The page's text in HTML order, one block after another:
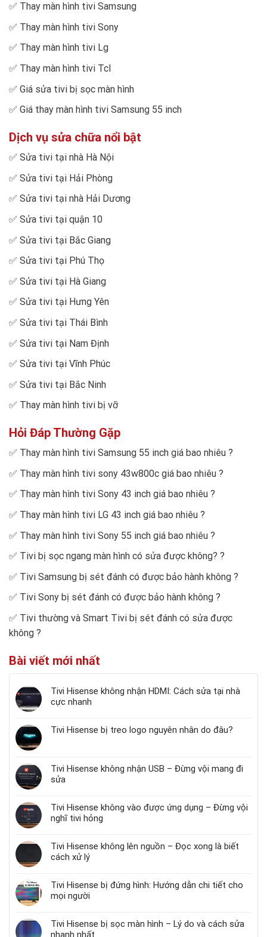
✅ Thay màn hình tivi Samsung
✅ Thay màn hình tivi Sony
✅ Thay màn hình tivi Lg
✅ Thay màn hình tivi Tcl
✅ Giá sửa tivi bị sọc màn hình
✅ Giá thay màn hình tivi Samsung 55 inch
Dịch vụ sửa chữa nổi bật
✅ Sửa tivi tại nhà Hà Nội
✅ Sửa tivi tại Hải Phòng
✅ Sửa tivi tại nhà Hải Dương
✅ Sửa tivi tại quận 10
✅ Sửa tivi tại Bắc Giang
✅ Sửa tivi tại Phú Thọ
✅ Sửa tivi tại Hà Giang
✅ Sửa tivi tại Hưng Yên
✅ Sửa tivi tại Thái Bình
✅ Sửa tivi tại Nam Định
✅ Sửa tivi tại Vĩnh Phúc
✅ Sửa tivi tại Bắc Ninh
✅ Thay màn hình tivi bị vỡ
Hỏi Đáp Thường Gặp
✅ Thay màn hình tivi Samsung 55 inch giá bao nhiêu ?
✅ Thay màn hình tivi sony 43w800c giá bao nhiêu ?
✅ Thay màn hình tivi Sony 43 inch giá bao nhiêu ?
✅ Thay màn hình tivi LG 43 inch giá bao nhiêu ?
✅ Thay màn hình tivi Sony 55 inch giá bao nhiêu ?
✅ Tivi bị sọc ngang màn hình có sửa được không? ?
✅ Tivi Samsung bị sét đánh có được bảo hành không ?
✅ Tivi Sony bị sét đánh có được bảo hành không ?
✅ Tivi thường và Smart Tivi bị sét đánh có sửa được
không ?
Bài viết mới nhất
Tivi Hisense không nhận HDMI: Cách sửa tại nhà
cực nhanh
Tivi Hisense bị treo logo nguyên nhân do đâu?
Tivi Hisense không nhận USB – Đừng vội mang đi
sửa
Tivi Hisense không vào được ứng dụng – Đừng vội
nghĩ tivi hỏng
Tivi Hisense không lên nguồn – Đọc xong là biết
cách xử lý
Tivi Hisense bị đứng hình: Hướng dẫn chi tiết cho
mọi người
Tivi Hisense bị sọc màn hình – Lý do và cách sửa
nhanh nhất